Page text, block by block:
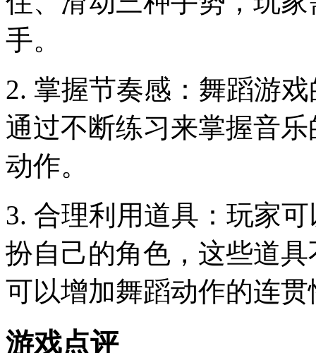
手。
2. 掌握节奏感：舞蹈游
通过不断练习来掌握音
动作。
3. 合理利用道具：玩家
扮自己的角色，这些道
可以增加舞蹈动作的连
游戏点评